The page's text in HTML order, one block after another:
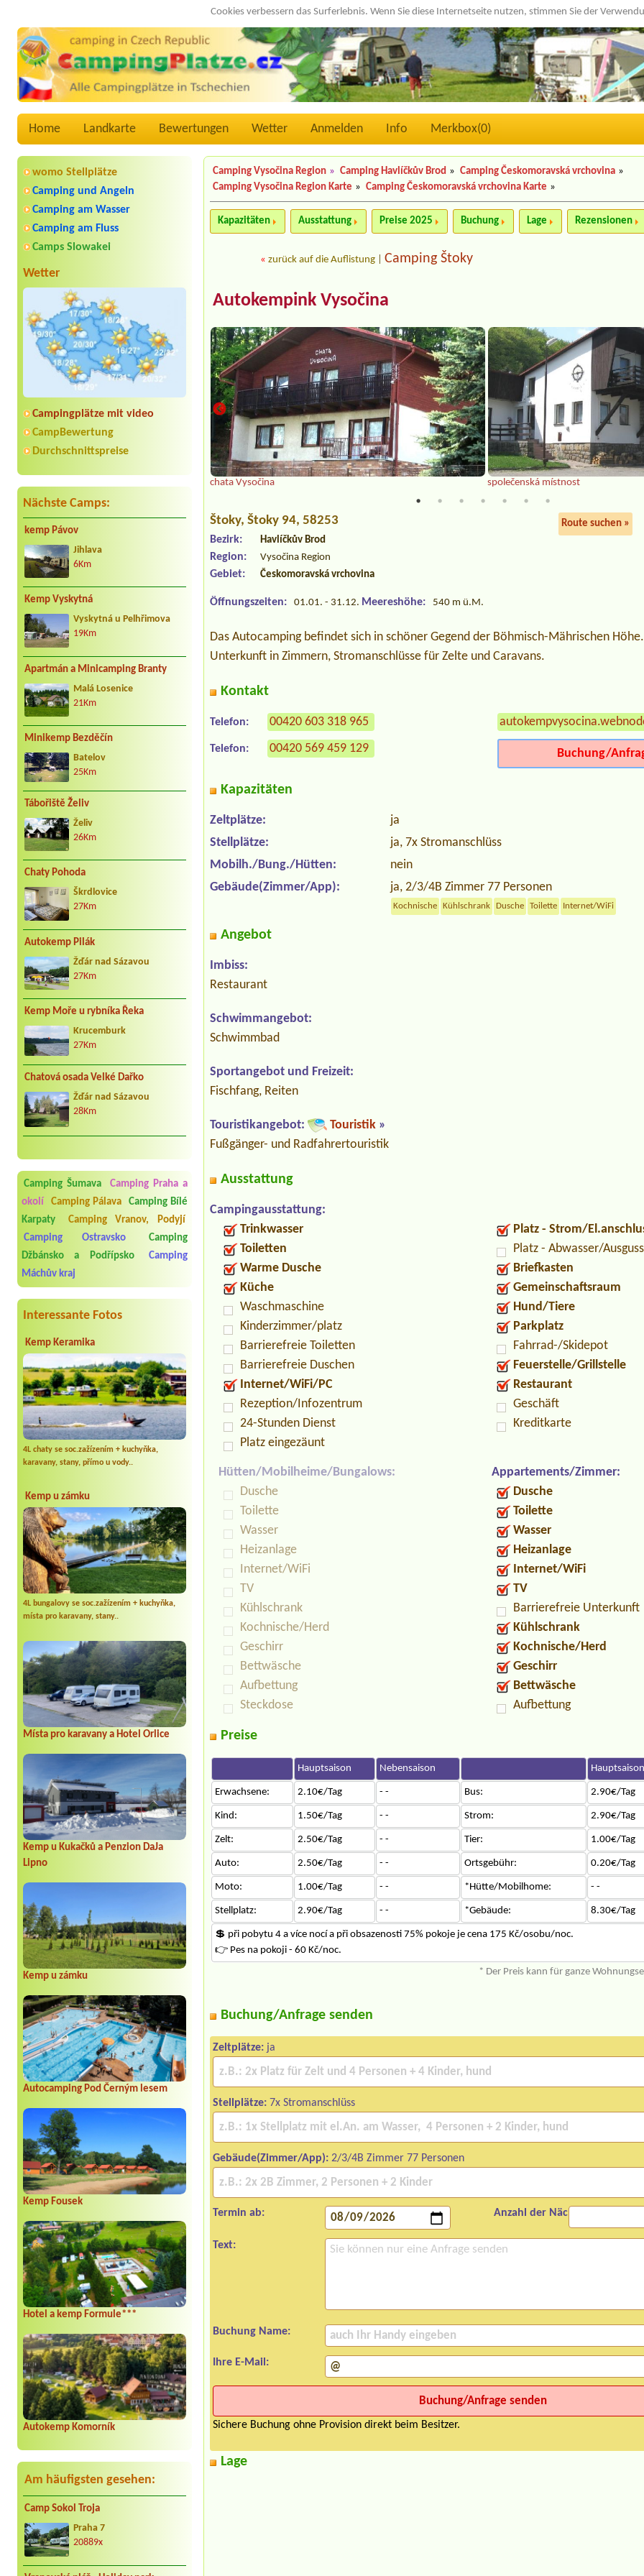
Cookies verbessern das Surferlebnis. Wenn Sie diese Internetseite nutzen, stimmen Sie der
Home Landkarte Bewertungen Wetter Anmelden Info Merkbox(0)
womo Stellplätze
Camping und Angeln
Camping am Wasser
Camping am Fluss
Camps Slowakei
Wetter
Campingplätze mit video
CampBewertung
Durchschnittspreise
Nächste Camps:
kemp Pávov
Jihlava
6Km
Kemp Vyskytná
Vyskytná u Pelhřimova
19Km
Apartmán a Minicamping Branty
Malá Losenice
21Km
Minikemp Bezděčín
Batelov
25Km
Tábořiště Želiv
Želiv
26Km
Chaty Pohoda
Škrdlovice
27Km
Autokemp Pilák
Žďár nad Sázavou
27Km
Kemp Moře u rybníka Řeka
Krucemburk
27Km
Chatová osada Velké Dařko
Žďár nad Sázavou
28Km
Camping Šumava
Camping Praha a
okolí
Camping Pálava
Camping Bílé
Karpaty
Camping Vranov, Podyjí
Camping Ostravsko
Camping
Džbánsko a Podřípsko
Camping
Máchův kraj
Interessante Fotos
Kemp Keramika
4L chaty se soc.zažízením + kuchyňka,
karavany, stany, přímo u vody..
Kemp u zámku
4L bungalovy se soc.zažízením + kuchyňka,
místa pro karavany, stany..
Místa pro karavany a Hotel Orlice
Kemp u Kukačků a Penzion DaJa
Lipno
Kemp u zámku
Autocamping Pod Černým lesem
Kemp Fousek
Hotel a kemp Formule***
Autokemp Komorník
Am häufigsten gesehen:
Camp Sokol Troja
Praha 7
20889x
Camping Vysočina Region » Camping Havlíčkův Brod » Camping Českomoravská vrchovina »
Camping Vysočina Region Karte » Camping Českomoravská vrchovina Karte »
Kapazitäten Ausstattung Preise 2025 Buchung Lage Rezensionen
«zurück auf die Auflistung |Camping Štoky
Autokempink Vysočina
chata Vysočina společenská místnost
Štoky, Štoky 94, 58253 Route suchen »
Bezirk: Havlíčkův Brod
Region: Vysočina Region
Gebiet: Českomoravská vrchovina
Öffnungszeiten: 01.01. - 31.12. Meereshöhe: 540 m ü.M.
Das Autocamping befindet sich in schöner Gegend der Böhmisch-Mährischen
Unterkunft in Zimmern, Stromanschlüsse für Zelte und Caravans.
Kontakt
Telefon: 00420 603 318 965
Telefon: 00420 569 459 129 Buchung/
Kapazitäten
Zeltplätze:
ja
Stellplätze:
ja, 7x Stromanschlüss
Mobilh./Bung./Hütten:
nein
Gebäude(Zimmer/App):
ja, 2/3/4B Zimmer 77 Personen
Kochnische Kühlschrank Dusche Toilette Internet/WiFi
Angebot
Imbiss:
Restaurant
Schwimmangebot:
Schwimmbad
Sportangebot und Freizeit:
Fischfang, Reiten
Touristikangebot: Touristik »
Fußgänger- und Radfahrertouristik
Ausstattung
Campingausstattung:
Trinkwasser
Toiletten
Warme Dusche
Küche
Waschmaschine
Kinderzimmer/platz
Barrierefreie Toiletten
Barrierefreie Duschen
Internet/WiFi/PC
Rezeption/Infozentrum
24-Stunden Dienst
Platz eingezäunt
Platz - Strom/
Platz - Abwasser/Ausguss
Briefkasten
Gemeinschaftsraum
Hund/Tiere
Parkplatz
Fahrrad-/Skidepot
Feuerstelle/Grillstelle
Restaurant
Geschäft
Kreditkarte
Hütten/Mobilheime/Bungalows:
Dusche
Toilette
Wasser
Heizanlage
Internet/WiFi
TV
Kühlschrank
Kochnische/Herd
Geschirr
Bettwäsche
Aufbettung
Steckdose
Appartements/Zimmer:
Dusche
Toilette
Wasser
Heizanlage
Internet/WiFi
TV
Barrierefreie Unterkunft
Kühlschrank
Kochnische/Herd
Geschirr
Bettwäsche
Aufbettung
Preise
Hauptsaison Nebensaison Hauptsaison
Erwachsene: 2.10€/Tag - - Bus: 2.90€/Tag
Kind: 1.50€/Tag - - Strom: 2.90€/Tag
Zelt: 2.50€/Tag - - Tier: 1.00€/Tag
Auto: 2.50€/Tag - - Ortsgebühr: 0.20€/Tag
Moto: 1.00€/Tag - - *Hütte/Mobilhome: - -
Stellplatz: 2.90€/Tag - - *Gebäude: 8.30€/Tag
💲 při pobytu 4 a více nocí a při obsazenosti 75% pokoje je cena 175 Kč/osobu/noc.
👉 Pes na pokoji - 60 Kč/noc.
* Der Preis kann für ganze
Buchung/Anfrage senden
Zeltplätze: ja
Stellplätze: 7x Stromanschlüss
Gebäude(Zimmer/App): 2/3/4B Zimmer 77 Personen
Termin ab: Anzahl der Nächte:
Text:
Buchung Name:
Ihre E-Mail:
Sichere Buchung ohne Provision direkt beim Besitzer.
Lage